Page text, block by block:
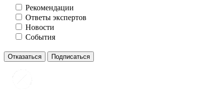
Рекомендации
Ответы экспертов
Новости
События
Отказаться Подписаться